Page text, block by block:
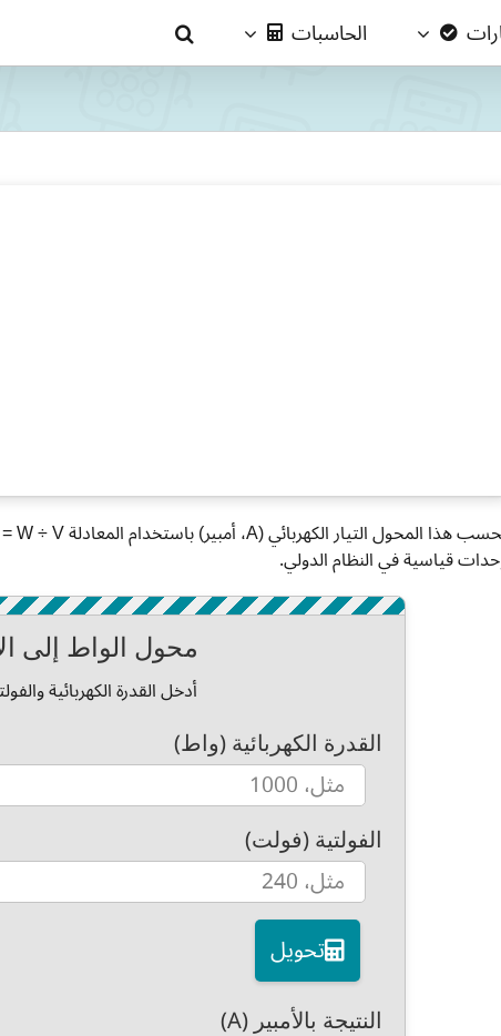
الحاسبات
قياسية في النظام الدولي.
محول الواط إلى
أدخل القدرة الكهربائية
القدرة الكهربائية (واط)
الفولتية (فولت)
تحويل
النتيجة بالأمبير (A)